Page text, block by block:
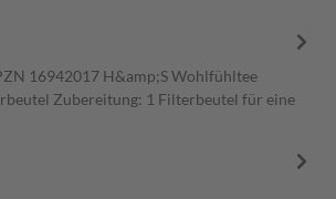
16942017 H&amp;S Wohlfühltee
Zubereitung: 1 Filterbeutel für eine